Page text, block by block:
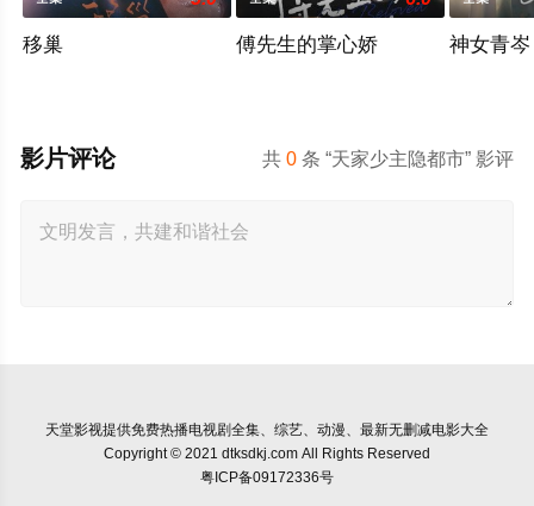
移巢 傅先生的掌心娇 神女青岑
共0 条 “天家少主隐都市” 影评
影片评论
天堂影视提供免费热播电视剧全集、综艺、动漫、最新无删减电影大全
Copyright © 2021 dtksdkj.com All Rights Reserved
粤ICP备09172336号